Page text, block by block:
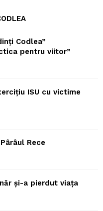
Codlea”
pentru viitor”
ISU cu victime
Rece
și-a pierdut viața